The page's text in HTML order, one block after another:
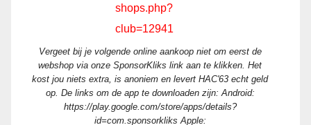
Vergeet bij je volgende online aankoop niet om eerst de
webshop via onze SponsorKliks link aan te klikken. Het
kost jou niets extra, is anoniem en levert HAC'63 echt geld
op. De links om de app te downloaden zijn: Android:
https://play.google.com/store/apps/details?
id=com.sponsorkliks Apple: